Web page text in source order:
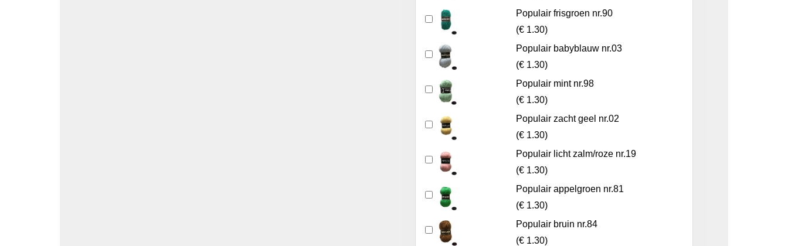
Populair frisgroen nr.90
(€ 1.30)
Populair babyblauw nr.03
(€ 1.30)
Populair mint nr.98
(€ 1.30)
Populair zacht geel nr.02
(€ 1.30)
Populair licht zalm/roze nr.19
(€ 1.30)
Populair appelgroen nr.81
(€ 1.30)
Populair bruin nr.84
(€ 1.30)